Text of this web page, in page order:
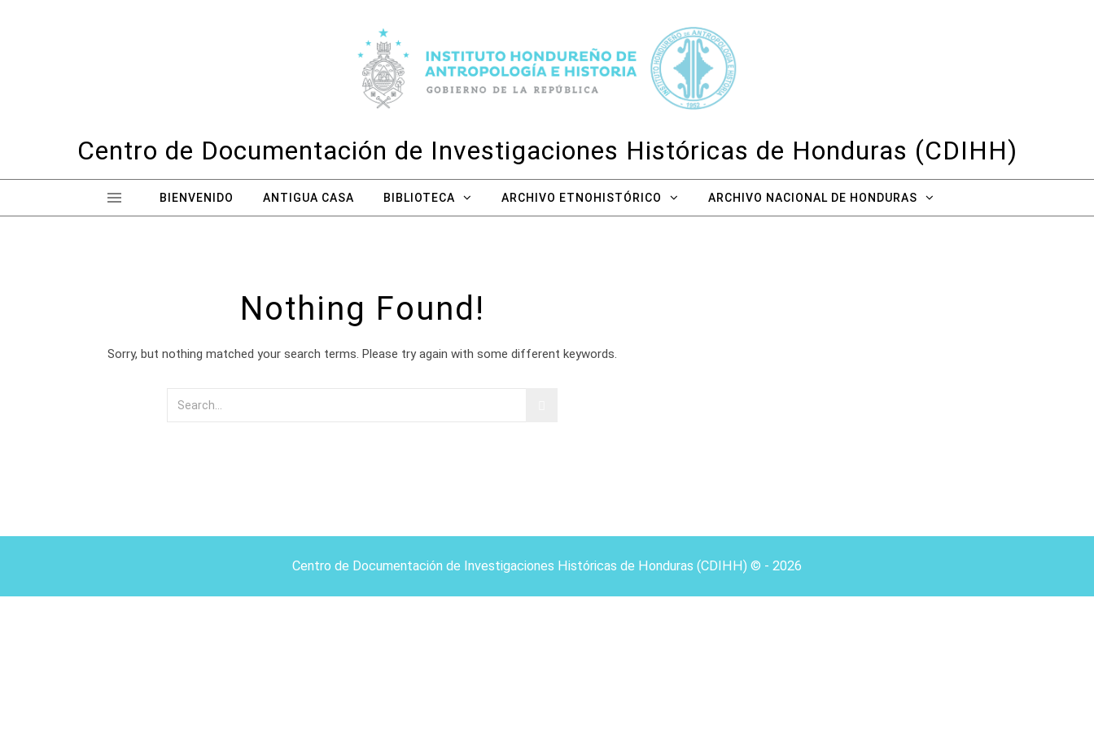
Centro de Documentación de Investigaciones Históricas de Honduras (CDIHH)
BIENVENIDO ANTIGUA CASA BIBLIOTECA ARCHIVO ETNOHISTÓRICO ARCHIVO NACIONAL DE HONDURAS
Nothing Found!
Sorry, but nothing matched your search terms. Please try again with some different keywords.
Centro de Documentación de Investigaciones Históricas de Honduras (CDIHH) © - 2026